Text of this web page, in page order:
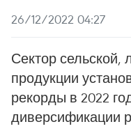
26/12/2022 04:27
Сектор сельской,
продукции
рекорды в 2022
диверсификации